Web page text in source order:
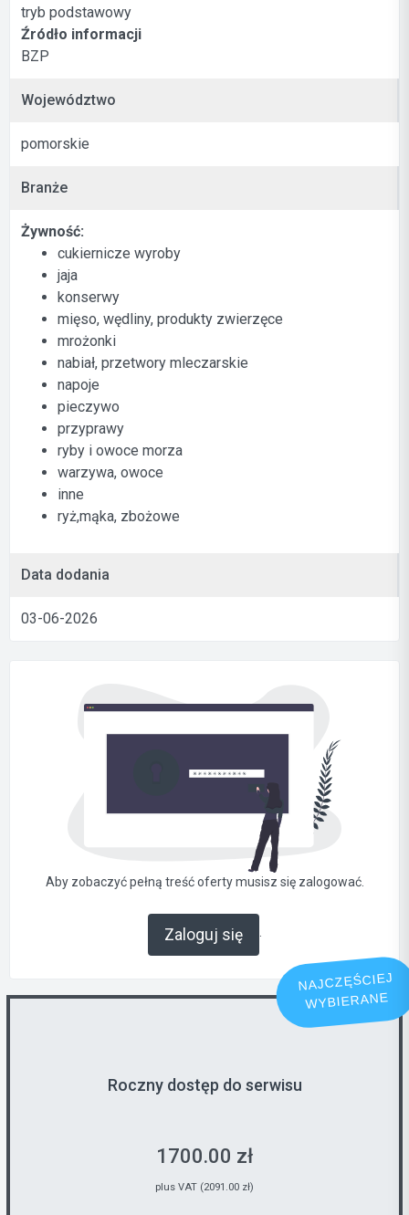
tryb podstawowy
Źródło informacji
BZP
Województwo
pomorskie
Branże
Żywność:
cukiernicze wyroby
jaja
konserwy
mięso, wędliny, produkty zwierzęce
mrożonki
nabiał, przetwory mleczarskie
napoje
pieczywo
przyprawy
ryby i owoce morza
warzywa, owoce
inne
ryż,mąka, zbożowe
Data dodania
03-06-2026
Aby zobaczyć pełną treść oferty musisz się zalogować.
Zaloguj się .
NAJCZĘŚCIEJ
WYBIERANE
Roczny dostęp do serwisu
1700.00 zł
plus VAT (2091.00 zł)